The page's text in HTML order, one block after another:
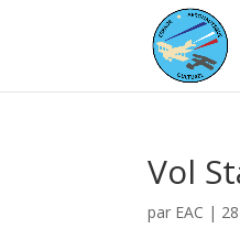
Vol
par EAC |